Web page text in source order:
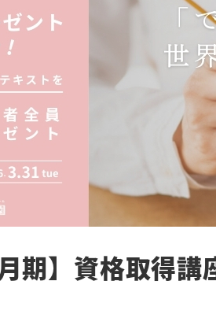
期】資格取得